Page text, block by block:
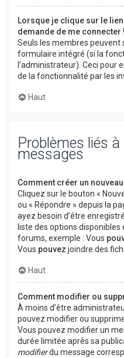
Lorsque je clique sur le lien
demande de me connecter
Seuls les membres peuvent
formulaire intégré (si la
l’administrateur). Ceci pour
de la fonctionnalité par les
Haut
Problèmes liés
messages
Comment créer un
Cliquez sur le bouton «
ou « Répondre » depuis la
ayez besoin d’être
liste des options
forums, exemple : Vous
Vous pouvez joindre des
Haut
Comment modifier ou
À moins d’être
pouvez modifier ou
Vous pouvez modifier un
durée limitée après sa
modifierdu message